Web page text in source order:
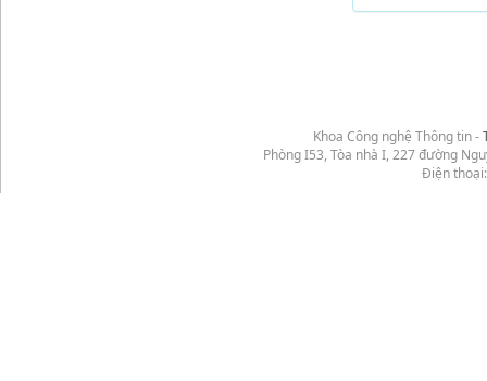
Khoa Công nghệ Thông tin -
Phòng I53, Tòa nhà I, 227 đường
Điện